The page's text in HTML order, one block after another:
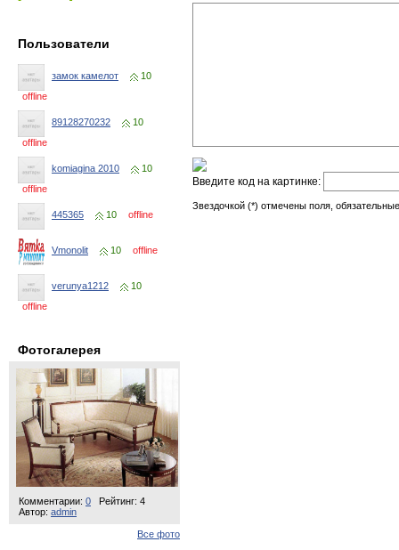
Пользователи
замок камелот
10
offline
89128270232
10
offline
komiagina 2010
10
offline
445365 10 offline
Vmonolit 10 offline
verunya1212
10
offline
Фотогалерея
Комментарии: 0
Рейтинг: 4
Автор: admin
Все фото
Введите код на картинке:
Звездочкой (*) отмечены поля,